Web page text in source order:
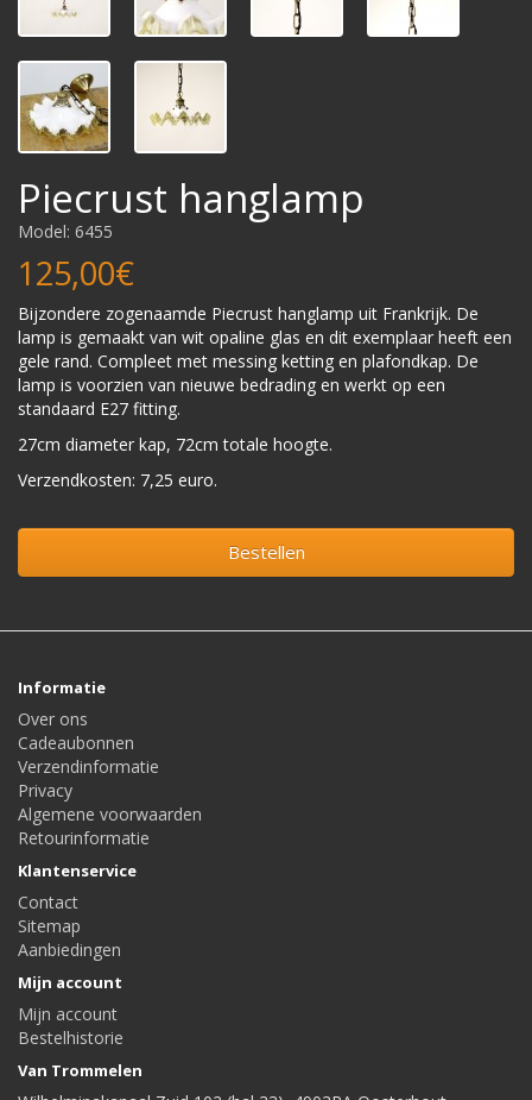
Piecrust hanglamp
Model: 6455
125,00€
Bijzondere zogenaamde Piecrust hanglamp uit Frankrijk. De
lamp is gemaakt van wit opaline glas en dit exemplaar heeft een
gele rand. Compleet met messing ketting en plafondkap. De
lamp is voorzien van nieuwe bedrading en werkt op een
standaard E27 fitting.
27cm diameter kap, 72cm totale hoogte.
Verzendkosten: 7,25 euro.
Bestellen
Informatie
Over ons
Cadeaubonnen
Verzendinformatie
Privacy
Algemene voorwaarden
Retourinformatie
Klantenservice
Contact
Sitemap
Aanbiedingen
Mijn account
Mijn account
Bestelhistorie
Van Trommelen